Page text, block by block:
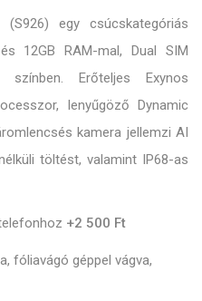
egy csúcskategóriás
12GB RAM-mal, Dual SIM
Erőteljes Exynos
lenyűgöző Dynamic
kamera jellemzi AI
töltést, valamint IP68-as
+2 500 Ft
fóliavágó géppel vágva,